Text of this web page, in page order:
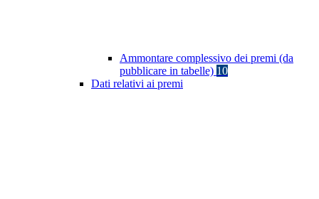
Ammontare complessivo dei premi (da
pubblicare in tabelle) 10
Dati relativi ai premi